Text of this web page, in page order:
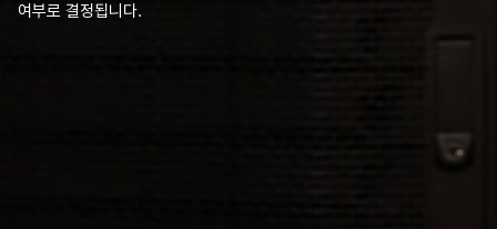
여부로 결정됩니다.